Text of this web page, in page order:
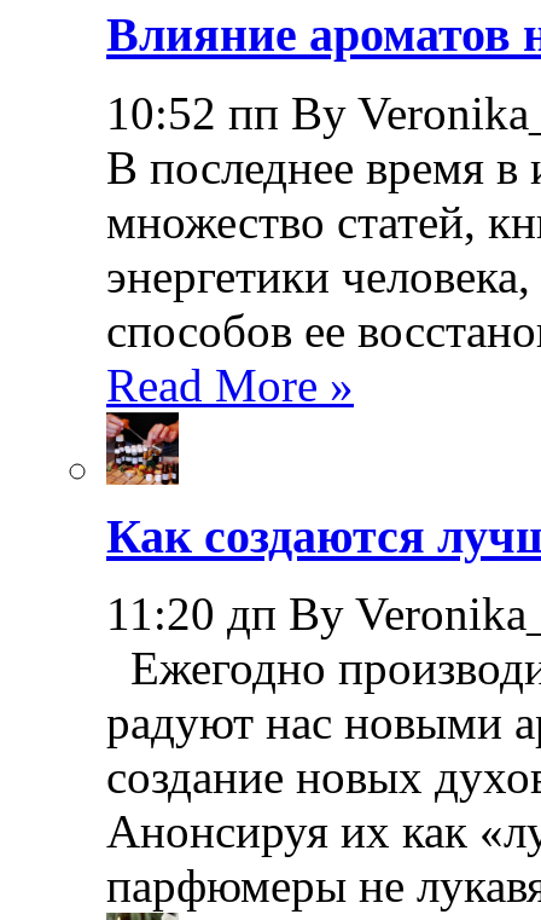
Влияние ароматов
10:52 пп By
В последнее время
множество статей,
энергетики
способов ее
Read More »
Как создаются
11:20 дп By
Ежегодно
радуют нас новыми
создание новых
Анонсируя их как
парфюмеры не